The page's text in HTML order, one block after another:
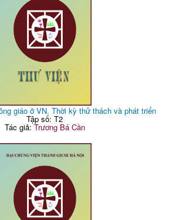
giáo ở VN. Thời kỳ thử thách và phát triển
Tập số: T2
Tác giả:Trương Bá Cần